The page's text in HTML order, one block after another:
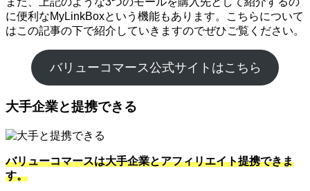
に便利なMyLinkBoxという機能もあります。こちらについて
はこの記事の下で紹介していきますのでぜひご覧ください。
バリューコマース公式サイトはこちら
大手企業と提携できる
バリューコマースは大手企業とアフィリエイト提携できま
す。